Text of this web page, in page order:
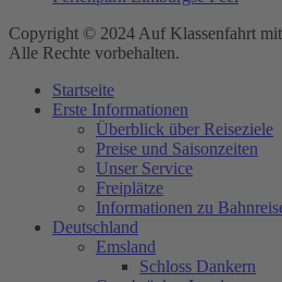
Copyright © 2024 Auf Klassenfahrt
Alle Rechte vorbehalten.
Startseite
Erste Informationen
Überblick über Reiseziele
Preise und Saisonzeiten
Unser Service
Freiplätze
Informationen zu
Deutschland
Emsland
Schloss Dankern